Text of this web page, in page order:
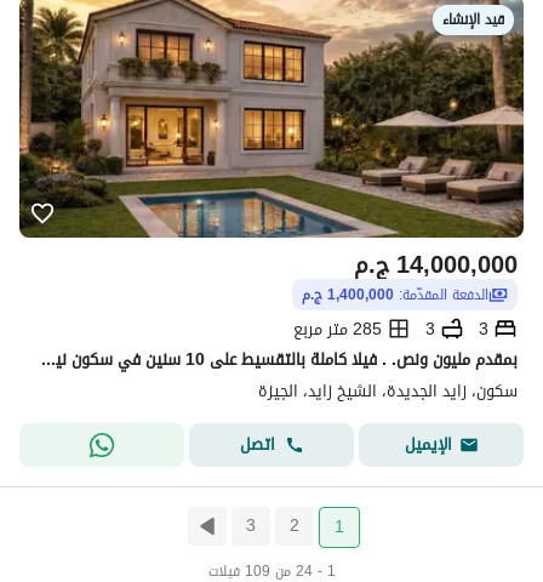
قيد الإنشاء
ج.م14,000,000
الدفعة المقدّمة: 1,400,000 ج.م
3
3
285 متر مربع
بمقدم مليون ونص. . فيلا كاملة بالتقسيط على 10 سنين في سكون نيو زايد قرب وصلة دهشور
سكون، زايد الجديدة، الشيخ زايد، الجيزة
الإيميل
اتصل
1
2
3
1 - 24 من 109 فيلات